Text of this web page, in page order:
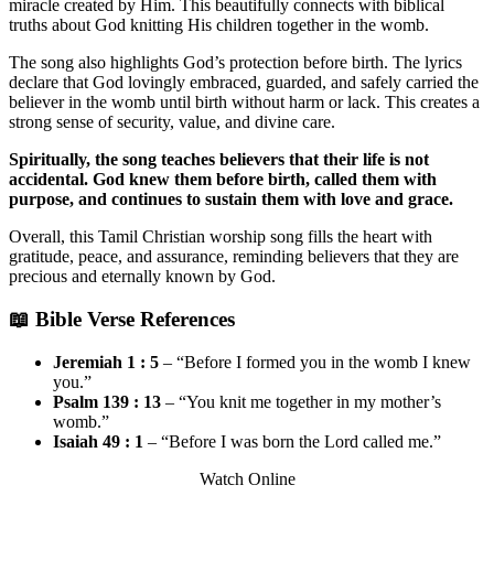
miracle created by Him. This beautifully connects with biblical
truths about God knitting His children together in the womb.
The song also highlights God’s protection before birth. The lyrics
declare that God lovingly embraced, guarded, and safely carried the
believer in the womb until birth without harm or lack. This creates a
strong sense of security, value, and divine care.
Spiritually, the song teaches believers that their life is not
accidental. God knew them before birth, called them with
purpose, and continues to sustain them with love and grace.
Overall, this Tamil Christian worship song fills the heart with
gratitude, peace, and assurance, reminding believers that they are
precious and eternally known by God.
📖 Bible Verse References
Jeremiah 1 : 5 – “Before I formed you in the womb I knew
you.”
Psalm 139 : 13 – “You knit me together in my mother’s
womb.”
Isaiah 49 : 1 – “Before I was born the Lord called me.”
Watch Online